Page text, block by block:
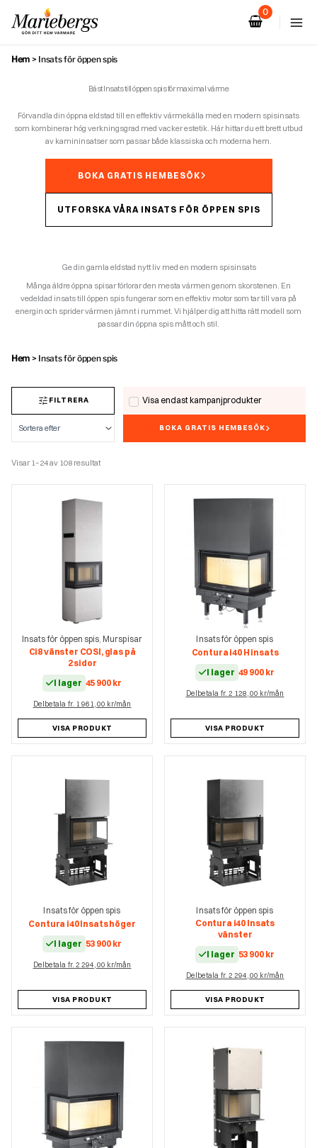
innehåll
Hem > Insats för öppen spis
Bäst Insats till öppen spis för maximal värme
Förvandla din öppna eldstad till en effektiv värmekälla med en modern spisinsats
som kombinerar hög verkningsgrad med vacker estetik. Här hittar du ett brett utbud
av kamininsatser som passar både klassiska och moderna hem.
BOKA GRATIS HEMBESÖK
UTFORSKA VÅRA INSATS FÖR ÖPPEN SPIS
Ge din gamla eldstad nytt liv med en modern spisinsats
Många äldre öppna spisar förlorar den mesta värmen genom skorstenen. En
vedeldad insats till öppen spis fungerar som en effektiv motor som tar till vara på
energin och sprider värmen jämnt i rummet. Vi hjälper dig att hitta rätt modell som
passar din öppna spis mått och stil.
Hem > Insats för öppen spis
FILTRERA Visa endast kampanjprodukter
BOKA GRATIS HEMBESÖK
Visar 1–24 av 108 resultat
Insats för öppen spis, Murspisar
Ci8 vänster COSI, glas på
2 sidor
I lager 45 900 kr
Delbetala fr. 1 961,00 kr/mån
VISA PRODUKT
Insats för öppen spis
Contura i40 H insats
I lager 49 900 kr
Delbetala fr. 2 128,00 kr/mån
VISA PRODUKT
Insats för öppen spis
Contura i40 Insats höger
I lager 53 900 kr
Delbetala fr. 2 294,00 kr/mån
VISA PRODUKT
Insats för öppen spis
Contura i40 Insats
vänster
I lager 53 900 kr
Delbetala fr. 2 294,00 kr/mån
VISA PRODUKT